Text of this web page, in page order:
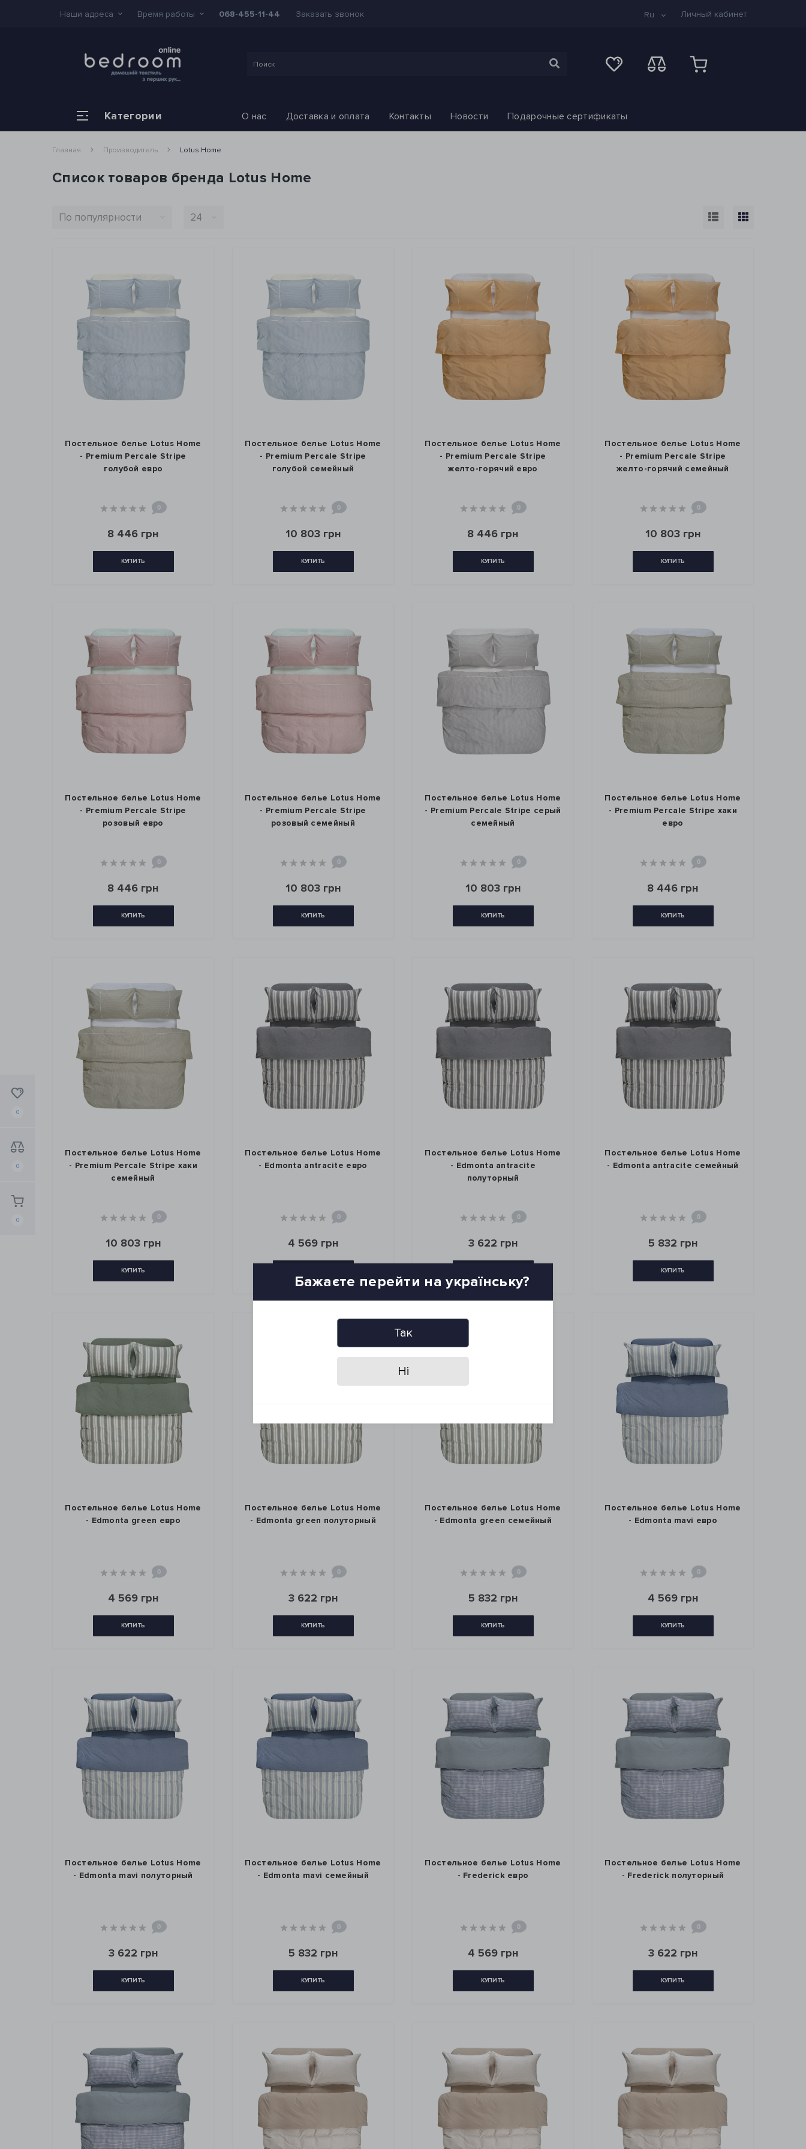
0
0
0
Наши адреса Время работы 068-455-11-44 Заказать звонок Ru Личный кабинет
Категории О нас Доставка и оплата Контакты Новости Подарочные сертификаты
Главная Производитель Lotus Home
Список товаров бренда Lotus Home
Постельное белье Lotus Home
- Premium Percale Stripe
голубой евро
0
8 446 грн
КУПИТЬ
Постельное белье Lotus Home
- Premium Percale Stripe
голубой семейный
0
10 803 грн
КУПИТЬ
Постельное белье Lotus Home
- Premium Percale Stripe
желто-горячий евро
0
8 446 грн
КУПИТЬ
Постельное белье Lotus Home
- Premium Percale Stripe
желто-горячий семейный
0
10 803 грн
КУПИТЬ
Постельное белье Lotus Home
- Premium Percale Stripe
розовый евро
0
8 446 грн
КУПИТЬ
Постельное белье Lotus Home
- Premium Percale Stripe
розовый семейный
0
10 803 грн
КУПИТЬ
Постельное белье Lotus Home
- Premium Percale Stripe серый
семейный
0
10 803 грн
КУПИТЬ
Постельное белье Lotus Home
- Premium Percale Stripe хаки
евро
0
8 446 грн
КУПИТЬ
Постельное белье Lotus Home
- Premium Percale Stripe хаки
семейный
0
10 803 грн
КУПИТЬ
Постельное белье Lotus Home
- Edmonta antracite евро
0
4 569 грн
Постельное белье Lotus Home
- Edmonta antracite
полуторный
0
3 622 грн
Постельное белье Lotus Home
- Edmonta antracite семейный
0
5 832 грн
КУПИТЬ
Постельное белье Lotus Home
- Edmonta green евро
0
4 569 грн
КУПИТЬ
Постельное белье Lotus Home
- Edmonta green полуторный
0
3 622 грн
КУПИТЬ
Постельное белье Lotus Home
- Edmonta green семейный
0
5 832 грн
КУПИТЬ
Постельное белье Lotus Home
- Edmonta mavi евро
0
4 569 грн
КУПИТЬ
Постельное белье Lotus Home
- Edmonta mavi полуторный
0
3 622 грн
КУПИТЬ
Постельное белье Lotus Home
- Edmonta mavi семейный
0
5 832 грн
КУПИТЬ
Постельное белье Lotus Home
- Frederick евро
0
4 569 грн
КУПИТЬ
Постельное белье Lotus Home
- Frederick полуторный
0
3 622 грн
КУПИТЬ
Бажаєте перейти на українську?
Так
Ні